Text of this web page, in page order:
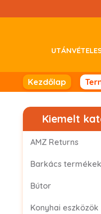
a
Kezdőlap
Kiemelt
AMZ Returns
Barkács termékek
Bútor
Konyhai eszközök